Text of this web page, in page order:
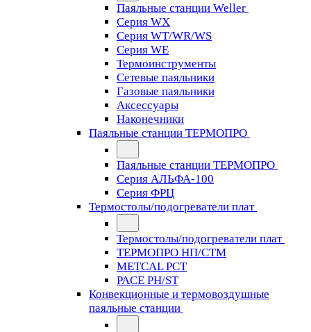
Паяльные станции Weller
Серия WX
Серия WT/WR/WS
Серия WE
Термоинструменты
Сетевые паяльники
Газовые паяльники
Аксессуары
Наконечники
Паяльные станции ТЕРМОПРО
Паяльные станции ТЕРМОПРО
Серия АЛЬФА-100
Серия ФРЦ
Термостолы/подогреватели плат
Термостолы/подогреватели плат
ТЕРМОПРО НП/СТМ
METCAL PCT
PACE PH/ST
Конвекционные и термовоздушные
паяльные станции